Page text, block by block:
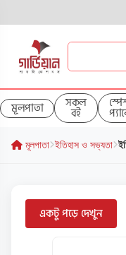
মূলপাতা সকল
বই
মূলপাতা ইতিহাস ও সভ্যতা
একটু পড়ে দেখুন